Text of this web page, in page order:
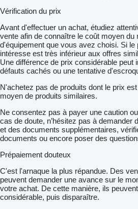
Vérification du prix
Avant d'effectuer un achat, étudiez
vente afin de connaître le coût moyen du
d'équipement que vous avez choisi. Si le
intéresse est très inférieur aux offres
Une différence de prix considérable peut
défauts cachés ou une tentative
N'achetez pas de produits dont le prix
moyen de produits similaires.
Ne consentez pas à payer une caution
cas de doute, n’hésitez pas à demander
et des documents supplémentaires,
documents ou encore poser des
Prépaiement douteux
C'est l'arnaque la plus répandue. Des
peuvent demander une avance sur le
votre achat. De cette manière, ils
considérable, puis disparaître.